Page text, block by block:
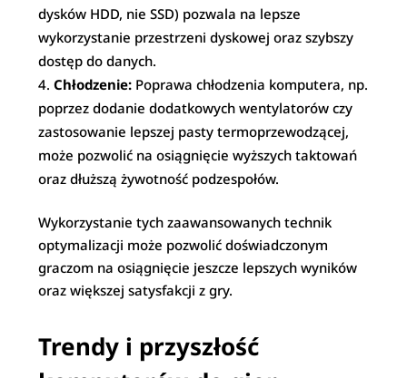
dysków HDD, nie SSD) pozwala na lepsze
wykorzystanie przestrzeni dyskowej oraz szybszy
dostęp do danych.
Chłodzenie: Poprawa chłodzenia komputera, np.
poprzez dodanie dodatkowych wentylatorów czy
zastosowanie lepszej pasty termoprzewodzącej,
może pozwolić na osiągnięcie wyższych taktowań
oraz dłuższą żywotność podzespołów.
Wykorzystanie tych zaawansowanych technik
optymalizacji może pozwolić doświadczonym
graczom na osiągnięcie jeszcze lepszych wyników
oraz większej satysfakcji z gry.
Trendy i przyszłość